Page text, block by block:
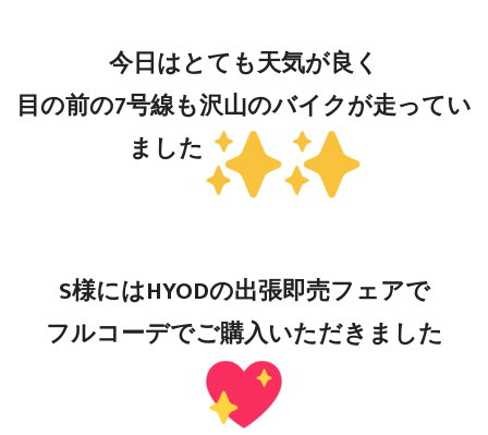
今日はとても天気が良く
目の前の7号線も沢山のバイクが走ってい
ました
S様にはHYODの出張即売フェアで
フルコーデでご購入いただきました